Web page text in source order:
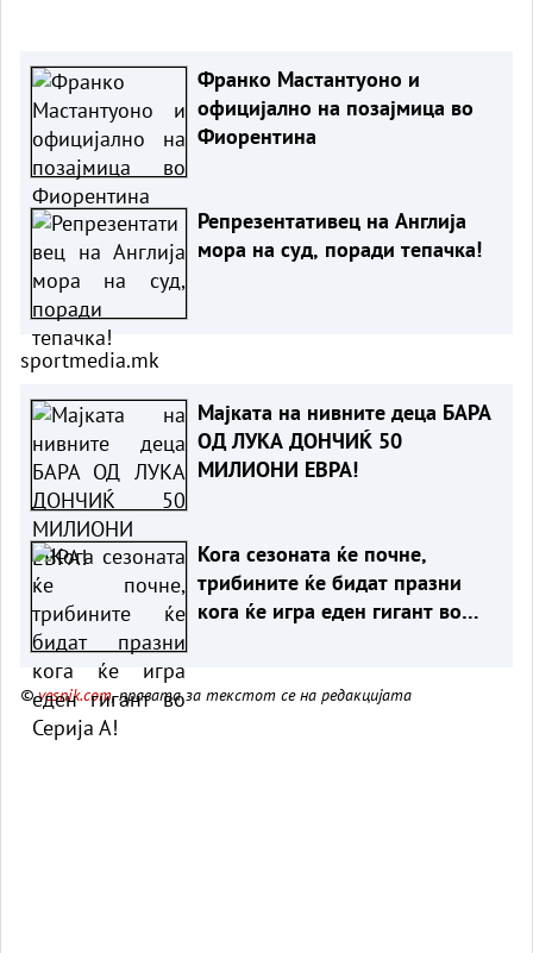
Франко Мастантуоно и
официјално на позајмица во
Фиорентина
Репрезентативец на Англија
мора на суд, поради тепачка!
sportmedia.mk
Мајката на нивните деца БАРА
ОД ЛУКА ДОНЧИЌ 50
МИЛИОНИ ЕВРА!
Кога сезоната ќе почне,
трибините ќе бидат празни
кога ќе игра еден гигант во
©vesnik.com, правата за текстот се на редакцијата